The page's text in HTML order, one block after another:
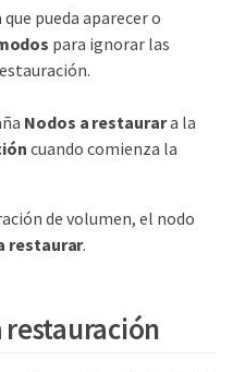
pueda aparecer o
para ignorar las
Nodos a restaurara la
cuando comienza la
de volumen, el nodo
restaurar.
restauración